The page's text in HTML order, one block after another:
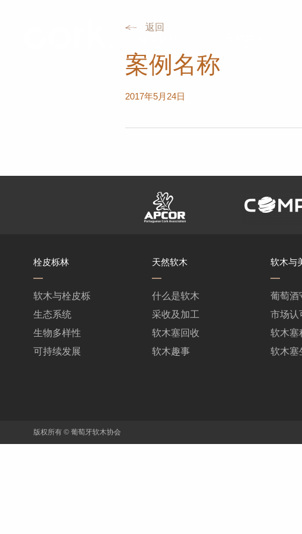
返回
案例名称
2017年5月24日
栓皮栎林
软木与栓皮栎
生态系统
生物多样性
可持续发展
天然软木
什么是软木
采收及加工
软木塞回收
软木趣事
软木与
葡萄酒
市场认
软木塞
软木塞
版权所有 © 葡萄牙软木协会